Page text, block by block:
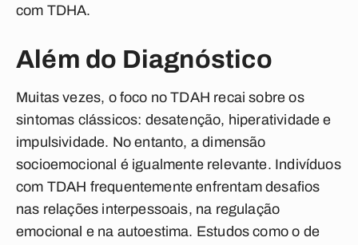
com TDHA.
Além do Diagnóstico
Muitas vezes, o foco no TDAH recai sobre os
sintomas clássicos: desatenção, hiperatividade e
impulsividade. No entanto, a dimensão
socioemocional é igualmente relevante. Indivíduos
com TDAH frequentemente enfrentam desafios
nas relações interpessoais, na regulação
emocional e na autoestima. Estudos como o de